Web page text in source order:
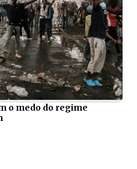
o medo do regime